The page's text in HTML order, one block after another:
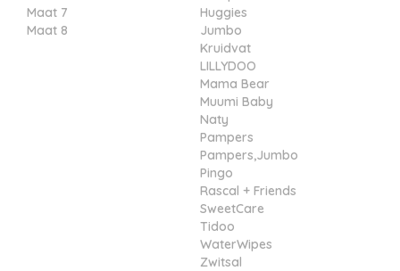
Maat 7
Maat 8
Huggies
Jumbo
Kruidvat
LILLYDOO
Mama Bear
Muumi Baby
Naty
Pampers
Pampers,Jumbo
Pingo
Rascal + Friends
SweetCare
Tidoo
WaterWipes
Zwitsal